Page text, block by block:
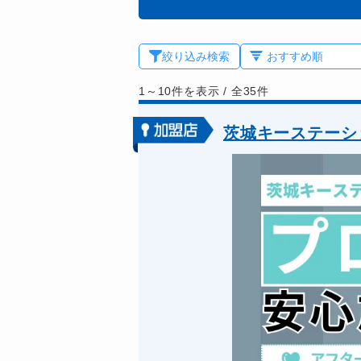
絞り込み検索
1～10件を表示/ 全35件
茨城キーステーシ